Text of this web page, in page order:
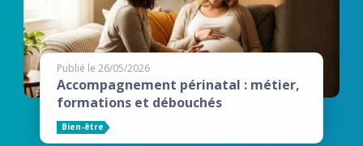
Publié le 26/05/2026
Accompagnement périnatal : métier,
formations et débouchés
Bien-être